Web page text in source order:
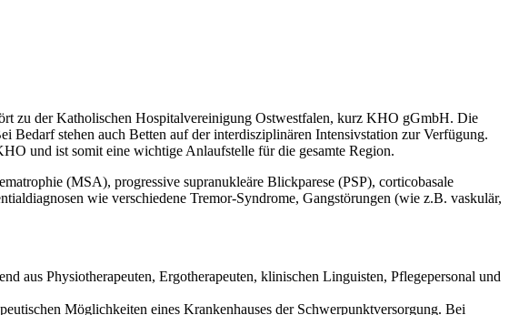
zu der Katholischen Hospitalvereinigung Ostwestfalen, kurz KHO gGmbH. Die
stehen auch Betten auf der interdisziplinären Intensivstation zur Verfügung.
und ist somit eine wichtige Anlaufstelle für die gesamte Region.
(MSA), progressive supranukleäre Blickparese (PSP), corticobasale
wie verschiedene Tremor-Syndrome, Gangstörungen (wie z.B. vaskulär,
aus Physiotherapeuten, Ergotherapeuten, klinischen Linguisten, Pflegepersonal und
Möglichkeiten eines Krankenhauses der Schwerpunktversorgung. Bei